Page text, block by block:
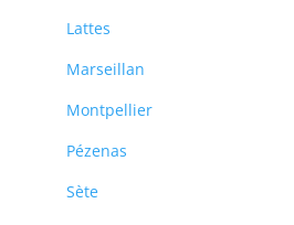
Lattes
Marseillan
Montpellier
Pézenas
Sète